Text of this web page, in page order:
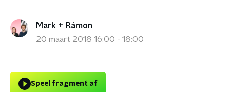
Mark + Rámon
20 maart 2018 16:00 - 18:00
Speel fragment af